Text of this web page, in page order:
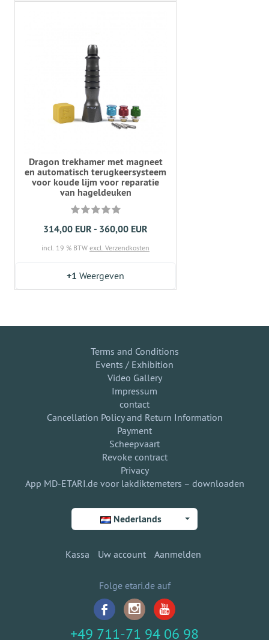
Dragon trekhamer met magneet
en automatisch terugkeersysteem
voor koude lijm voor reparatie
van hageldeuken
314,00 EUR - 360,00 EUR
incl. 19 % BTW excl. Verzendkosten
+1 Weergeven
Terms and Conditions
Events / Exhibition
Video Gallery
Impressum
contact
Cancellation Policy and Return Information
Payment
Scheepvaart
Revoke contract
Privacy
App MD-ETARI.de voor lakdiktemeters – downloaden
Nederlands
Kassa Uw account Aanmelden
Folge etari.de auf
+49 711-71 94 06 98